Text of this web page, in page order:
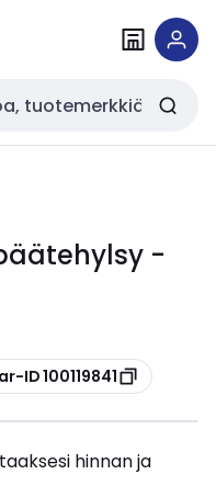
päätehylsy -
ID 100119841
hinnan ja